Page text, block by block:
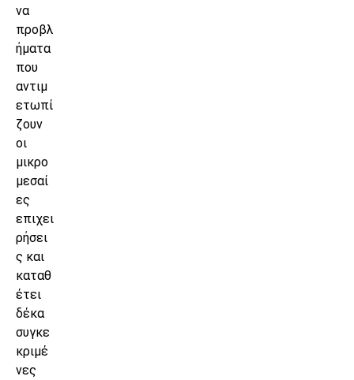
να
προβλ
ήματα
που
αντιμ
ετωπί
ζουν
οι
μικρο
μεσαί
ες
επιχει
ρήσει
ς και
καταθ
έτει
δέκα
συγκε
κριμέ
νες